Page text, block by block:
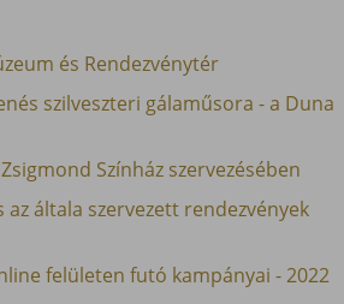
és Rendezvénytér
szilveszteri gálaműsora - a Duna
Színház szervezésében
az általa szervezett rendezvények
felületen futó kampányai - 2022